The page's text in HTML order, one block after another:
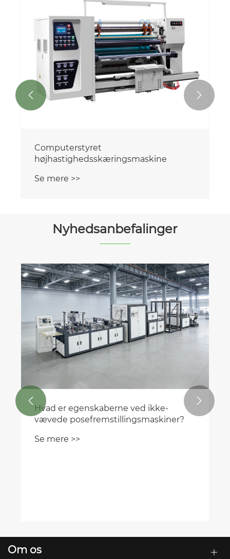
Computerstyret
højhastighedsskæringsmaskine
Se mere >>
 
Nyhedsanbefalinger
Hvad er egenskaberne ved ikke-
vævede posefremstillingsmaskiner?
Se mere >>
 
Om os